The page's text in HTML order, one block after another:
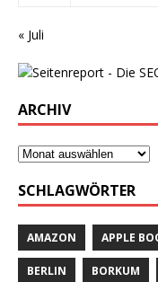
« Juli
ARCHIV
SCHLAGWÖRTER
AMAZON APPLE
BERLIN BORKUM